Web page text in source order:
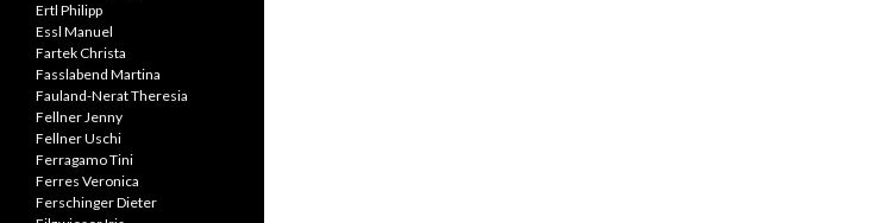
Ertl Philipp
Essl Manuel
Fartek Christa
Fasslabend Martina
Fauland-Nerat Theresia
Fellner Jenny
Fellner Uschi
Ferragamo Tini
Ferres Veronica
Ferschinger Dieter